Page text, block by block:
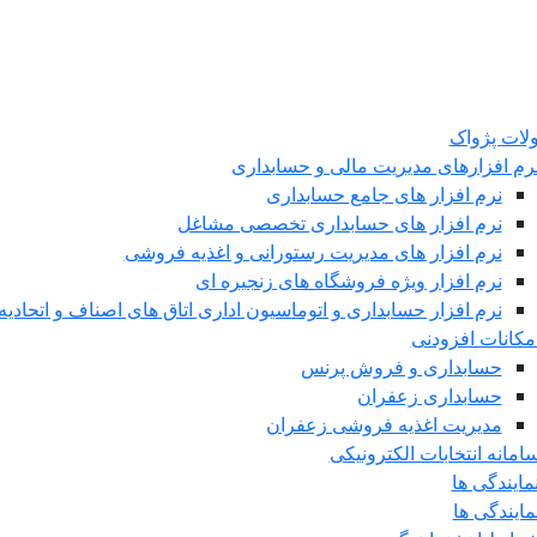
پژواک
افزارهای مدیریت مالی و حسابداری
نرم افزار های جامع حسابداری
نرم افزار های حسابداری تخصصی مشاغل
نرم افزار های مدیریت رستورانی و اغذیه فروشی
نرم افزار ویژه فروشگاه های زنجیره ای
نرم افزار حسابداری و اتوماسیون اداری اتاق های اصناف و
افزودنی
حسابداری و فروش پرنس
حسابداری زعفران
مدیریت اغذیه فروشی زعفران
انتخابات الکترونیکی
ها
ها